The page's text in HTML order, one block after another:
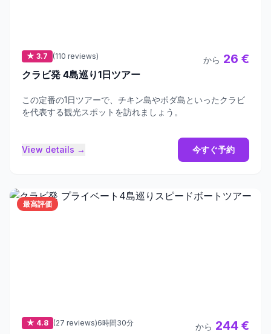
★ 3.7 (110 reviews)
クラビ発 4島巡り1日ツアー
から 26 €
この定番の1日ツアーで、チキン島やポダ島といったクラビ
を代表する観光スポットを訪れましょう。
View details → 今すぐ予約
最高評価
★ 4.8 (27 reviews)6時間30分 から 244 €